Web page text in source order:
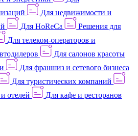
Для недвижимости и
Для HoReCa
Решения для
Для телеком-операторов и
Для салонов красоты
Для франшиз и сетевого бизнеса
Для туристических компаний
отелей
Для кафе и ресторанов